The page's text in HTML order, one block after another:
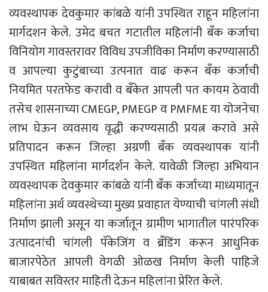
व्यवस्थापक देवकुमार कांबळे यांनी उपस्थित राहून महिलांना
मार्गदशन केले. उमेद बचत गटातील महिलांनी बँक कर्जाचा
विनियोग गावस्तरावर विविध उपजीविका निर्माण करण्यासाठी
व आपल्या कुटुंबाच्या उत्पनात वाढ करून बँक कर्जाची
नियमित परतफेड करावी व बँकेत आपली पत कायम ठेवावी
तसेच शासनाच्या CMEGP, PMEGP व PMFME या योजनेचा
लाभ घेऊन व्यवसाय वृद्धी करण्यसाठी प्रयत्न करावे असे
प्रतिपादन करून जिल्हा अग्रणी बँक व्यवस्थापक यांनी
उपस्थित महिलांना मार्गदर्शन केले. यावेळी जिल्हा अभियान
व्यवस्थापक देवकुमार कांबळे यांनी बँक कर्जाच्या माध्यमातून
महिलांना अर्थ व्यवस्थेच्या मुख्य प्रवाहात येण्याची चांगली संधी
निर्माण झाली असून या कर्जातून ग्रामीण भागातील पारंपरिक
उत्पादनांची चांगली पॅकेजिंग व ब्रँडिंग करून आधुनिक
बाजारपेठेत आपली वेगळी ओळख निर्माण केली पाहिजे
याबाबत सविस्तर माहिती देऊन महिलांना प्रेरित केले.